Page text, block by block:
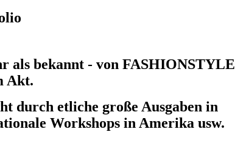
als bekannt - von FASHIONSTYLE
Akt.
durch etliche große Ausgaben in
Workshops in Amerika usw.